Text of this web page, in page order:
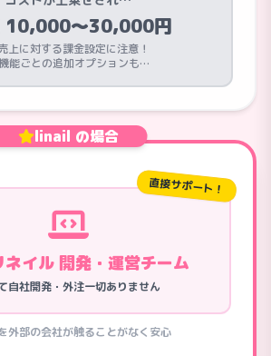
10,000〜30,000円
上に対する課金設定に注意！
能ごとの追加オプションも…
linail の場合
イル 開発・運営チーム
自社開発・外注一切ありません
直接サポート！
外部の会社が触ることがなく安心